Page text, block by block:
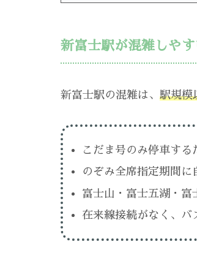
新富士駅が混雑しや
新富士駅の混雑は、 駅規模
こだま号のみ停車す
のぞみ全席指定期間に
富士山・富士五湖・富
在来線接続がなく、バ